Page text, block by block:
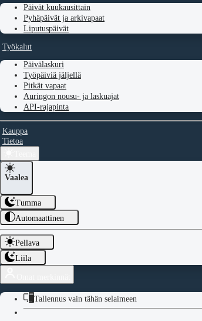
Päivät kuukausittain
Pyhäpäivät ja arkivapaat
Liputuspäivät
Työkalut
Päivälaskuri
Työpäiviä jäljellä
Pitkät vapaat
Auringon nousu- ja laskuajat
API-rajapinta
Kauppa
Tietoa
Vaalea
Tumma
Automaattinen
Pellava
Liila
Tallennus vain tähän selaimeen